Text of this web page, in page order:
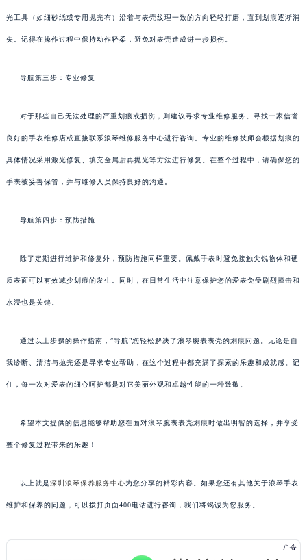
光工具（如细砂纸或专用抛光布）沿着与表壳纹理一致的方向轻轻打磨，直到划痕逐渐消
失。记得在操作过程中保持动作轻柔，避免对表壳造成进一步损伤。
导航第三步：专业修复
对于那些自己无法处理的严重划痕或损伤，则建议寻求专业维修服务。寻找一家信誉
良好的手表维修店或直接联系浪琴维修服务中心进行咨询。专业的维修技师会根据划痕的
具体情况采用激光修复、填充金属后再抛光等方法进行修复。在整个过程中，请确保您的
手表被妥善保管，并与维修人员保持良好的沟通。
导航第四步：预防措施
除了定期进行维护和修复外，预防措施同样重要。佩戴手表时避免接触尖锐物体和硬
质表面可以有效减少划痕的发生。同时，在日常生活中注意保护您的爱表免受剧烈撞击和
水浸也是关键。
通过以上步骤的操作指南，“导航”您轻松解决了浪琴腕表表壳的划痕问题。无论是自
我诊断、清洁与抛光还是寻求专业帮助，在这个过程中都充满了探索的乐趣和成就感。记
住，每一次对爱表的细心呵护都是对它美丽外观和卓越性能的一种致敬。
希望本文提供的信息能够帮助您在面对浪琴腕表表壳划痕时做出明智的选择，并享受
整个修复过程带来的乐趣！
以上就是深圳浪琴保养服务中心为您分享的精彩内容。如果您还有其他关于浪琴手表
维护和保养的问题，可以拨打页面400电话进行咨询，我们将竭诚为您服务。